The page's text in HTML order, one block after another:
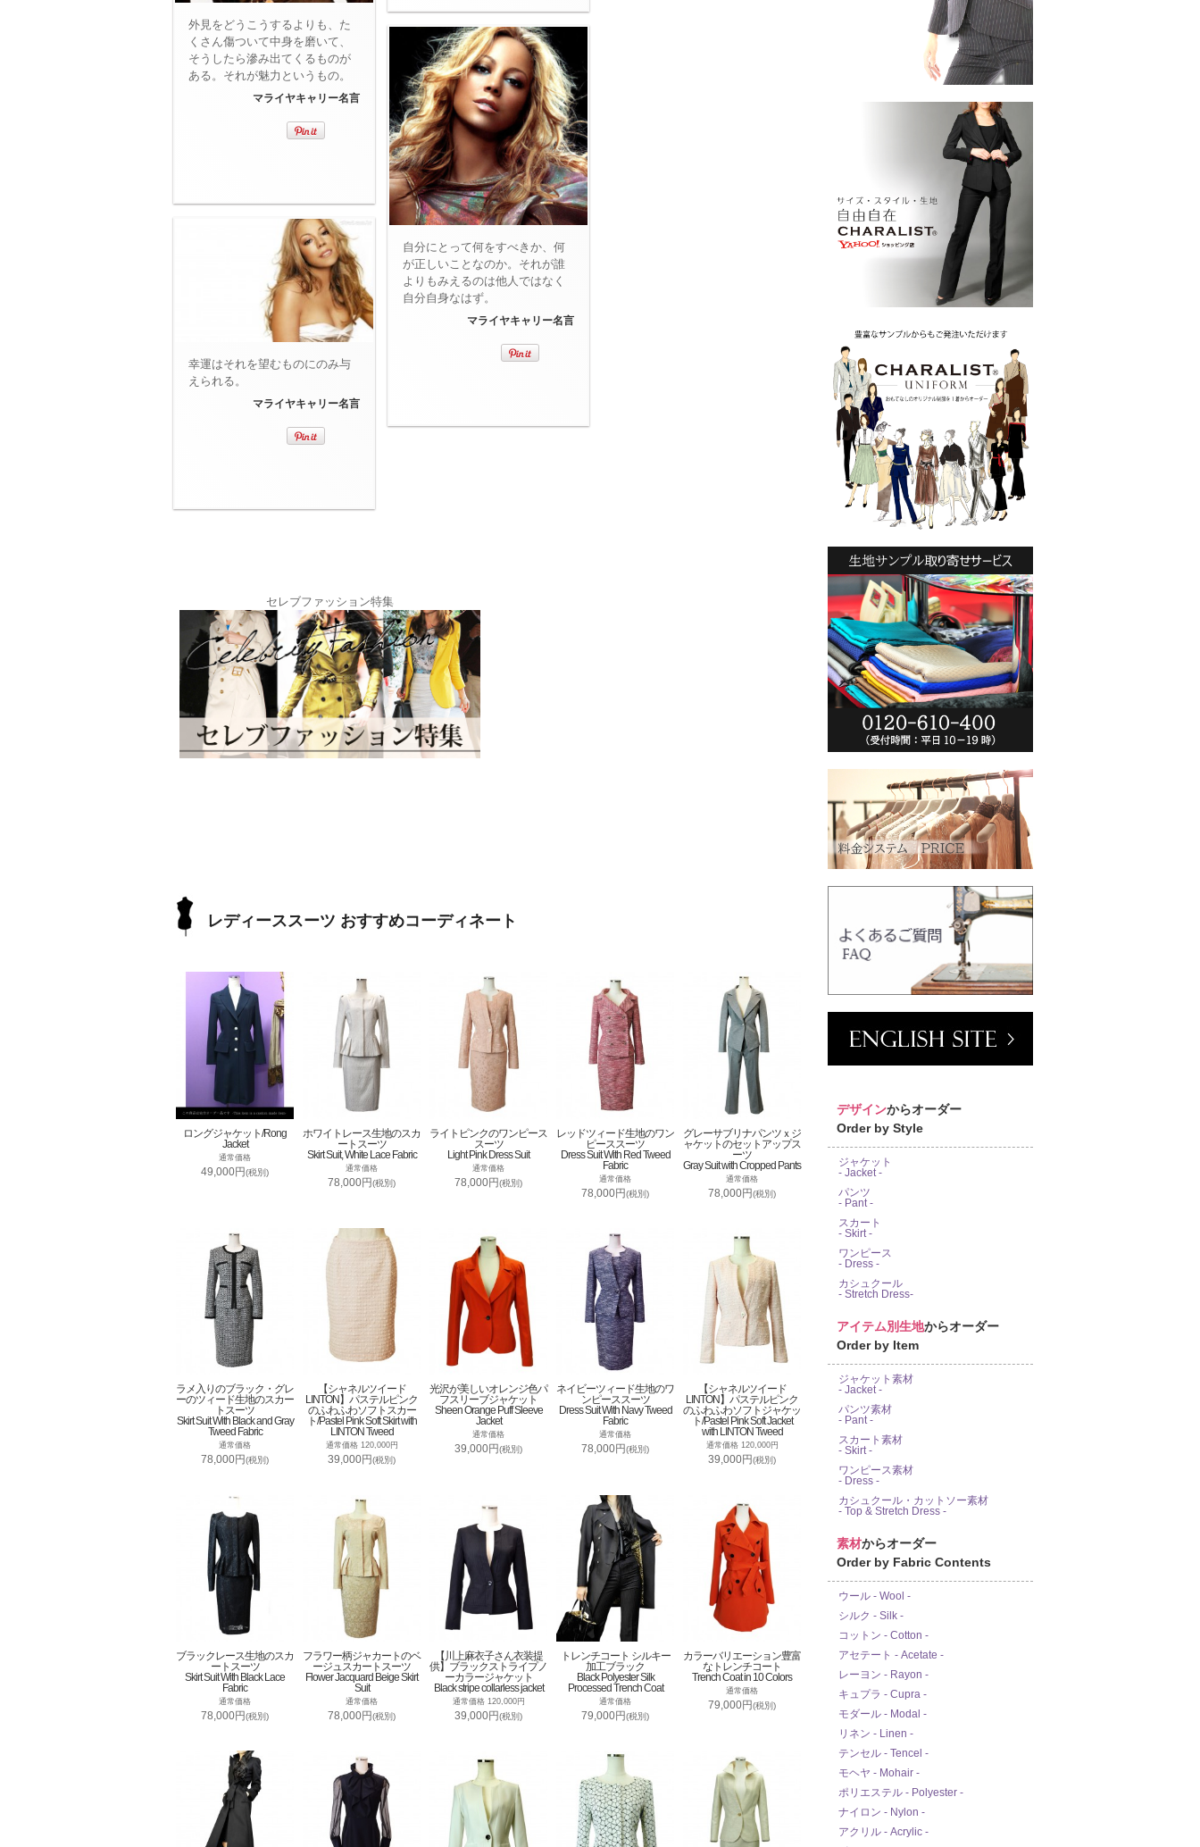
外見をどうこうするよりも、た
くさん傷ついて中身を磨いて、
そうしたら滲み出てくるものが
ある。それが魅力というもの。
マライヤキャリー名言
幸運はそれを望むものにのみ与
えられる。
マライヤキャリー名言
自分にとって何をすべきか、何
が正しいことなのか。それが誰
よりもみえるのは他人ではなく
自分自身なはず。
マライヤキャリー名言
セレブファッション特集
レディーススーツ おすすめコーディネート
ロングジャケット/Rong
Jacket
通常価格
49,000円(税別)
ホワイトレース生地のスカ
ートスーツ
Skirt Suit, White Lace Fabric
通常価格
78,000円(税別)
ライトピンクのワンピース
スーツ
Light Pink Dress Suit
通常価格
78,000円(税別)
レッドツィード生地のワン
ピーススーツ
Dress Suit With Red Tweed
Fabric
通常価格
78,000円(税別)
グレーサブリナパンツｘジ
ャケットのセットアップス
ーツ
Gray Suit with Cropped Pants
通常価格
78,000円(税別)
ラメ入りのブラック・グレ
ーのツィード生地のスカー
トスーツ
Skirt Suit With Black and Gray
Tweed Fabric
通常価格
78,000円(税別)
【シャネルツイード
LINTON】パステルピンク
のふわふわソフトスカー
ト/Pastel Pink Soft Skirt with
LINTON Tweed
通常価格 120,000円
39,000円(税別)
光沢が美しいオレンジ色パ
フスリーブジャケット
Sheen Orange Puff Sleeve
Jacket
通常価格
39,000円(税別)
ネイビーツィード生地のワ
ンピーススーツ
Dress Suit With Navy Tweed
Fabric
通常価格
78,000円(税別)
【シャネルツイード
LINTON】パステルピンク
のふわふわソフトジャケッ
ト/Pastel Pink Soft Jacket
with LINTON Tweed
通常価格 120,000円
39,000円(税別)
ブラックレース生地のスカ
ートスーツ
Skirt Suit With Black Lace
Fabric
通常価格
78,000円(税別)
フラワー柄ジャカートのベ
ージュスカートスーツ
Flower Jacquard Beige Skirt
Suit
通常価格
78,000円(税別)
【川上麻衣子さん衣装提
供】ブラックストライプノ
ーカラージャケット
Black stripe collarless jacket
通常価格 120,000円
39,000円(税別)
トレンチコート シルキー
加工ブラック
Black Polyester Silk
Processed Trench Coat
通常価格
79,000円(税別)
カラーバリエーション豊富
なトレンチコート
Trench Coat in 10 Colors
通常価格
79,000円(税別)
デザインからオーダー
Order by Style
ジャケット
- Jacket -
パンツ
- Pant -
スカート
- Skirt -
ワンピース
- Dress -
カシュクール
- Stretch Dress-
アイテム別生地からオーダー
Order by Item
ジャケット素材
- Jacket -
パンツ素材
- Pant -
スカート素材
- Skirt -
ワンピース素材
- Dress -
カシュクール・カットソー素材
- Top & Stretch Dress -
素材からオーダー
Order by Fabric Contents
ウール - Wool -
シルク - Silk -
コットン - Cotton -
アセテート - Acetate -
レーヨン - Rayon -
キュプラ - Cupra -
モダール - Modal -
リネン - Linen -
テンセル - Tencel -
モヘヤ - Mohair -
ポリエステル - Polyester -
ナイロン - Nylon -
アクリル - Acrylic -